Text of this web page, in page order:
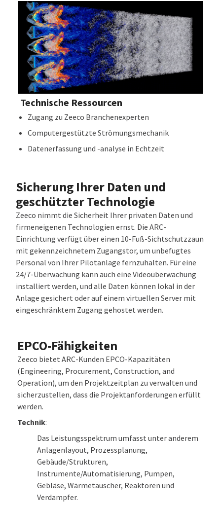
Technische Ressourcen
Zugang zu Zeeco Branchenexperten
Computergestützte Strömungsmechanik
Datenerfassung und -analyse in Echtzeit
Sicherung Ihrer Daten und
geschützter Technologie
Zeeco nimmt die Sicherheit Ihrer privaten Daten und
firmeneigenen Technologien ernst. Die ARC-
Einrichtung verfügt über einen 10-Fuß-Sichtschutzzaun
mit gekennzeichnetem Zugangstor, um unbefugtes
Personal von Ihrer Pilotanlage fernzuhalten. Für eine
24/7-Überwachung kann auch eine Videoüberwachung
installiert werden, und alle Daten können lokal in der
Anlage gesichert oder auf einem virtuellen Server mit
eingeschränktem Zugang gehostet werden.
EPCO-Fähigkeiten
Zeeco bietet ARC-Kunden EPCO-Kapazitäten
(Engineering, Procurement, Construction, and
Operation), um den Projektzeitplan zu verwalten und
sicherzustellen, dass die Projektanforderungen erfüllt
werden.
Technik:
Das Leistungsspektrum umfasst unter anderem
Anlagenlayout, Prozessplanung,
Gebäude/Strukturen,
Instrumente/Automatisierung, Pumpen,
Gebläse, Wärmetauscher, Reaktoren und
Verdampfer.